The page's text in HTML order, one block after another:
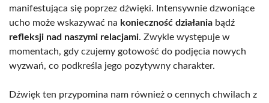
manifestująca się poprzez dźwięki. Intensywnie dzwoniące
ucho może wskazywać na konieczność działania bądź
refleksji nad naszymi relacjami. Zwykle występuje w
momentach, gdy czujemy gotowość do podjęcia nowych
wyzwań, co podkreśla jego pozytywny charakter.
Dźwięk ten przypomina nam również o cennych chwilach z